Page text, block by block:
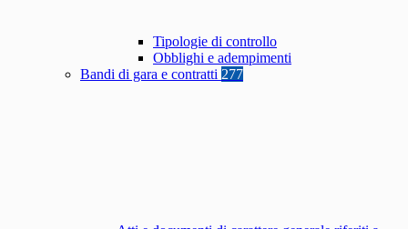
Tipologie di controllo
Obblighi e adempimenti
Bandi di gara e contratti 277